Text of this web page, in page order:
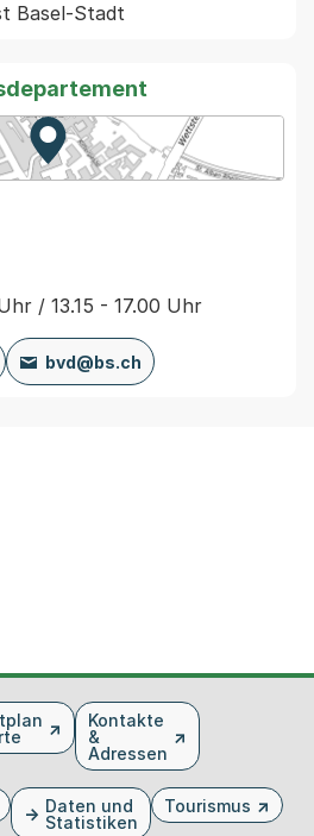
Basel-Stadt
Zur Karte von MapBS.
Externer Link, wird in einem
/ 13.15 - 17.00 Uhr
bvd@bs.ch
Kontakte
&
Adressen
Daten und
Statistiken
Tourismus